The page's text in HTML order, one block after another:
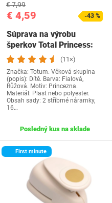
€ 4,59
€ 7,99
-43 %
Súprava na výrobu
šperkov Total Princess:
Výroba náramkov s…
(11×)
Značka: Totum. Věková skupina
(popis): Dítě. Barva: Fialová,
Růžová. Motiv: Princezna.
Materiál: Plast nebo polyester.
Obsah sady: 2 stříbrné náramky,
16…
Posledný kus na sklade
First minute